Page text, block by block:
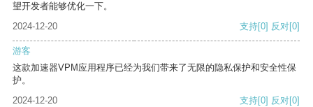
望开发者能够优化一下。
2024-12-20
支持[0] 反对[0]
游客
这款加速器VPM应用程序已经为我们带来了无限的隐私保护和安全性保
护。
2024-12-20
支持[0] 反对[0]